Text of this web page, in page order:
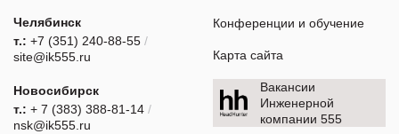
Челябинск
т.: +7 (351) 240-88-55 /
site@ik555.ru
Новосибирск
т.: + 7 (383) 388-81-14 /
nsk@ik555.ru
Конференции и обучение
Карта сайта
Вакансии
Инженерной
компании 555